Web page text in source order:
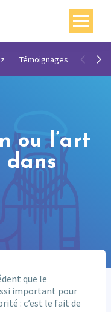
Témoignages Vidéos
ou l’art
dans
que le
important pour
: c’est le fait de